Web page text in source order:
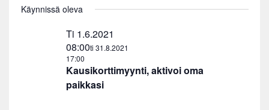
päivä.
Käynnissä oleva
Kausikorttimyynti, aktivoi oma
paikkasi
Ti 1.6.2021
08:00ti 31.8.2021
17:00